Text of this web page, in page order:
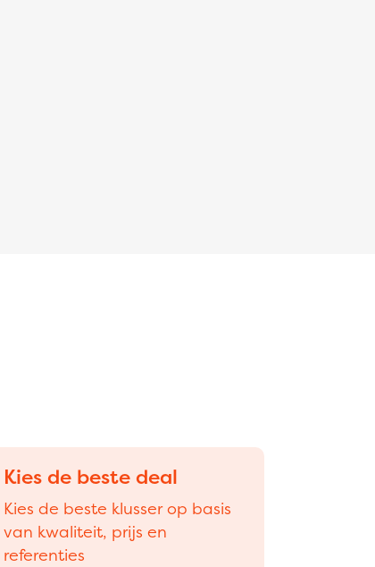
Kies de beste deal
Kies de beste klusser op basis
van kwaliteit, prijs en
referenties